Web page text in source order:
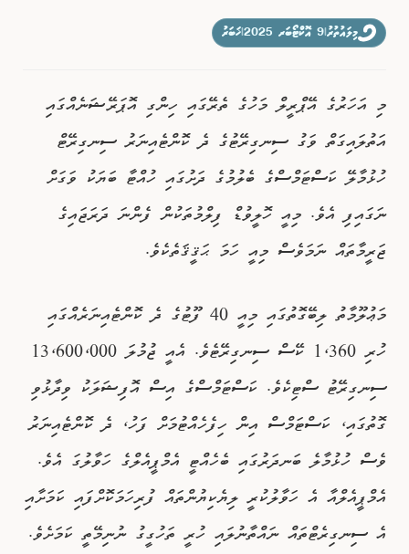
ވިޔަފާރިމިލައުތުރު 9 އޮކްޓޯބަރ 2025 ޚަބަރު
މި އަހަރުގެ އޭޕްރީލް މަހުގެ ތެރޭގައި ހިންގި އޮޕަރޭޝަނެއްގައި
އަތުލައިގަތް ވަގު ސިނގިރޭޓުގެ ދެ ކޮންޓެއިނަރު ސިނގިރޭޓް
ހުޅުމާލޭ ކަސްޓަމްސްގެ ބެލުމުގެ ދަށުގައި ހުއްޓާ ބަޔަކު ވަގަށް
ނަގައިފި އެވެ. މިއީ ހޮލީވުޑް ފިލްމުތަކުން ފެންނަ ދަރަޖައިގެ
ޖަރީމާތައް ނަމަވެސް މިއީ ހަމަ ޙަޤީޤަތެކެވެ.
މަޢުލޫމާތު ލިބޭގޮތުގައި މިއީ 40 ފޫޓުގެ ދެ ކޮންޓެއިނަރެއްގައި
ހުރި 1،360 ކޭސް ސިނގިރޭޓެވެ. އެއީ ޖުމުލަ 13،600،000
ސިނގިރޭޓު ސްޓިކެވެ. ކަސްޓަމްސްގެ އިސް އޮފިޝަލަކު ވިދާޅުވި
ގޮތުގައި، ކަސްޓަމްސް އިން ހިފެހެއްޓުމަށް ފަހު، ދެ ކޮންޓެއިނަރު
ވެސް ހުޅުމާލެ ބަނދަރުގައި ބެހެއްޓީ އެމްޕީއެލްގެ ހަވާލުގަ އެވެ.
އެމްޕީއެލްއާ އެ ހަވާލުކުރީ ލިޔެކިޔުންތައް ފުރިހަމަކޮށްފައި ކަމަށާއި
އެ ސިނގިރެޓްތައް ނައްތާނުލައި ހުރީ ތަހުގީގު ނުނިމޭތީ ކަމަށެވެ.